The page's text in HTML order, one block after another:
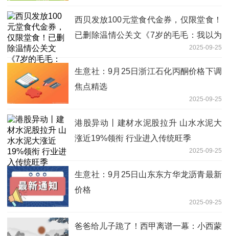
西贝发放100元堂食代金券，仅限堂食！
已删除温情公关文《7岁的毛毛：我以为
2025-09-25
生意社：9月25日浙江石化丙酮价格下调
焦点精选
2025-09-25
港股异动丨建材水泥股拉升 山水水泥大
涨近19%领衔 行业进入传统旺季
2025-09-25
生意社：9月25日山东东方华龙沥青最新
价格
2025-09-25
爸爸给儿子跪了！西甲离谱一幕：小西蒙